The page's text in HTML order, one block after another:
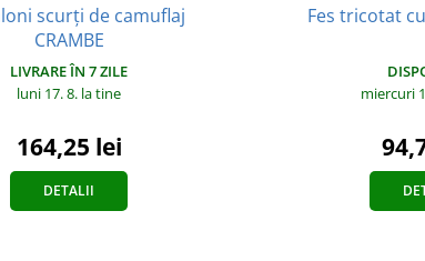
scurți de camuflaj
CRAMBE
LIVRARE ÎN 7 ZILE
luni 17. 8. la tine
164,25 lei
DETALII
Fes tricotat
miercuri